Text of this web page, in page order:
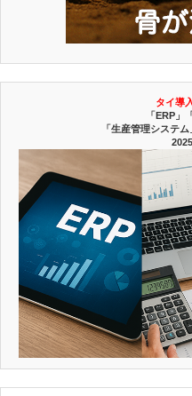
タイ導
「ERP」
「生産管理システ